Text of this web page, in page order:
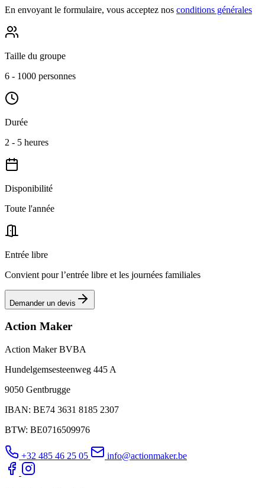
En envoyant le formulaire, vous acceptez nos conditions générales
Taille du groupe
6 - 1000 personnes
Durée
2 - 5 heures
Disponibilité
Toute l'année
Entrée libre
Convient pour l’entrée libre et les journées familiales
Demander un devis
Action Maker
Action Maker BVBA
Hundelgemsesteenweg 445 A
9050 Gentbrugge
IBAN: BE74 3631 8185 2307
BTW: BE0716509976
+32 485 46 25 05 info@actionmaker.be